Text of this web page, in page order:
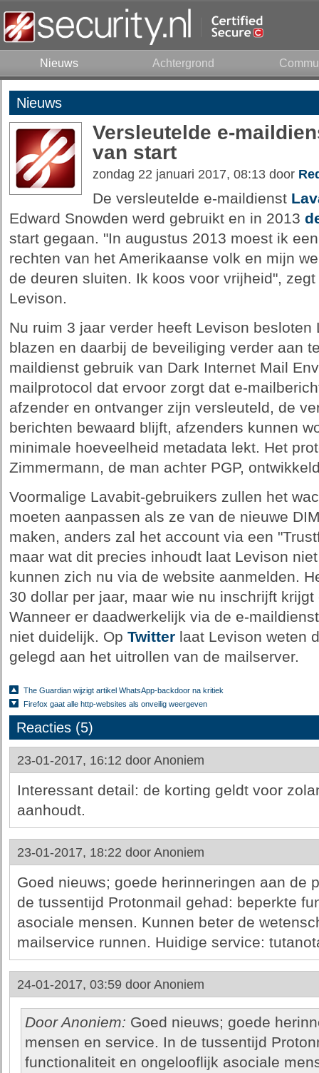
Nieuws Achtergrond
Nieuws
Versleutelde e-
van start
zondag 22 januari 2017, 08:13 door
De versleutelde e-maildienst
Edward Snowden werd gebruikt en in 2013
start gegaan. "In augustus 2013 moest ik
rechten van het Amerikaanse volk en mijn
de deuren sluiten. Ik koos voor vrijheid",
Levison.
Nu ruim 3 jaar verder heeft Levison
blazen en daarbij de beveiliging verder aan
maildienst gebruik van Dark Internet Mail
mailprotocol dat ervoor zorgt dat e-
afzender en ontvanger zijn versleuteld, de
berichten bewaard blijft, afzenders kunnen
minimale hoeveelheid metadata lekt. Het
Zimmermann, de man achter PGP,
Voormalige Lavabit-gebruikers zullen het
moeten aanpassen als ze van de nieuwe
maken, anders zal het account via een
maar wat dit precies inhoudt laat Levison
kunnen zich nu via de website aanmelden.
30 dollar per jaar, maar wie nu inschrijft
Wanneer er daadwerkelijk via de e-
niet duidelijk. Op Twitterlaat Levison weten
gelegd aan het uitrollen van de mailserver.
The Guardian wijzigt artikel WhatsApp-backdoor na kritiek
Firefox gaat alle http-websites als onveilig weergeven
Reacties (5)
23-01-2017, 16:12 door Anoniem
Interessant detail: de korting geldt voor
aanhoudt.
23-01-2017, 18:22 door Anoniem
Goed nieuws; goede herinneringen aan de
de tussentijd Protonmail gehad: beperkte
asociale mensen. Kunnen beter de
mailservice runnen. Huidige service:
24-01-2017, 03:59 door Anoniem
Door Anoniem: Goed nieuws; goede
mensen en service. In de tussentijd
functionaliteit en ongelooflijk asociale